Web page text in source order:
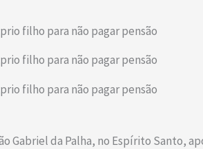
filho para não pagar pensão
filho para não pagar pensão
filho para não pagar pensão
Gabriel da Palha, no Espírito Santo,